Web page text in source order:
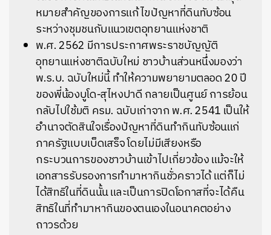
หมายสำคัญของการแก้ไขปัญหาที่ดินทับซ้อน
ระหว่างชุมชนกับแนวเขตอุทยานแห่งชาติ
พ.ศ. 2562 มีการประกาศพระราชบัญญัติ
อุทยานแห่งชาติฉบับใหม่ ชาวบ้านส่วนหนึ่งมองว่า
พ.ร.บ. ฉบับใหม่นี้ ทำให้ความพยายามตลอด 20 ปี
ของพี่น้องบูโด-สุไหงปาดี กลายเป็นศูนย์ การย้อน
กลับไปใช้มติ ครม. ฉบับเก่าจาก พ.ศ. 2541 เป็นให้
อำนาจตัดสินใจเรื่องปัญหาที่ดินทำกินทับซ้อนแก่
ภาครัฐแบบเบ็ดเสร็จ โดยไม่มีเสียงหรือ
กระบวนการของชาวบ้านเข้าไปเกี่ยวข้อง แม้จะให้
เอกสารรับรองการทำมาหากินชั่วคราวได้ แต่ก็ไม่
ได้สิทธิในที่ดินนั้น และเป็นการปิดโอกาสที่จะได้คืน
สิทธิในที่ทำมาหากินของตนเองในอนาคตอย่าง
ถาวรด้วย